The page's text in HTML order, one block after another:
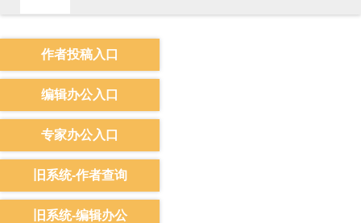
作者投稿入口
编辑办公入口
专家办公入口
旧系统-作者查询
旧系统-编辑办公